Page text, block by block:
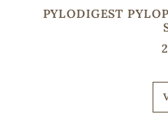
PYLODIGEST